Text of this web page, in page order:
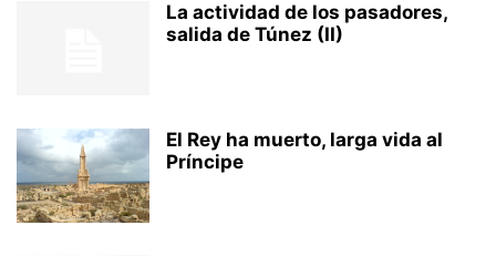
La actividad de los pasadores,
salida de Túnez (II)
El Rey ha muerto, larga vida al
Príncipe